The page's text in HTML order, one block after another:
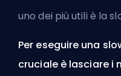
uno dei più utili è la
Per eseguire una
cruciale è lasciare i